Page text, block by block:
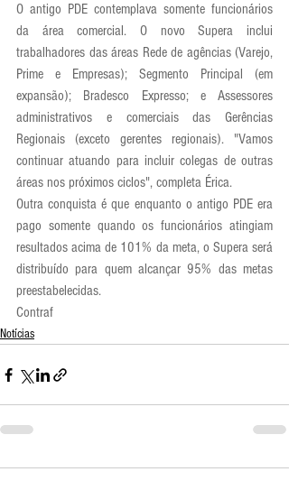
O antigo PDE contemplava somente funcionários
da área comercial. O novo Supera inclui
trabalhadores das áreas Rede de agências (Varejo,
Prime e Empresas); Segmento Principal (em
expansão); Bradesco Expresso; e Assessores
administrativos e comerciais das Gerências
Regionais (exceto gerentes regionais). "Vamos
continuar atuando para incluir colegas de outras
áreas nos próximos ciclos", completa Érica.
Outra conquista é que enquanto o antigo PDE era
pago somente quando os funcionários atingiam
resultados acima de 101% da meta, o Supera será
distribuído para quem alcançar 95% das metas
preestabelecidas.
Contraf
Notícias